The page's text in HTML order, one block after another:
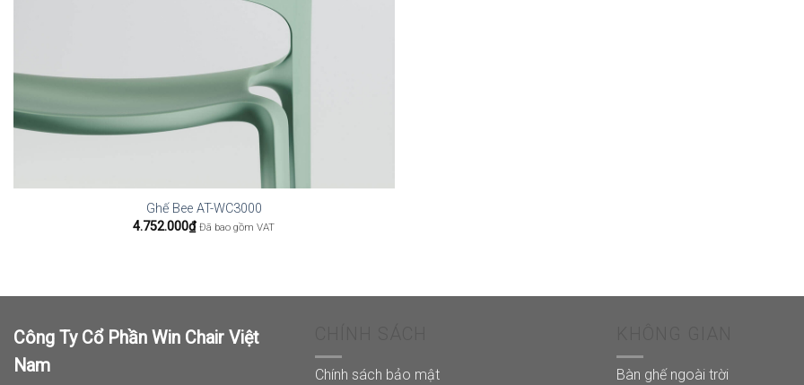
Ghế Bee AT-WC3000
4.752.000₫ Đã bao gồm VAT
Công Ty Cổ Phần Win Chair Việt
Nam
Chính sách bảo mật
Bàn ghế ngoài trời